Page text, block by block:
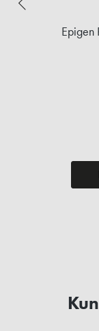
Epigen